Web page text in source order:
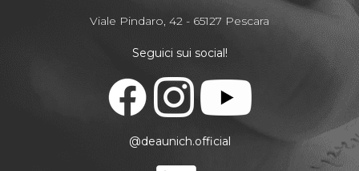
Viale Pindaro, 42 - 65127 Pescara
Seguici sui social!
@deaunich.official